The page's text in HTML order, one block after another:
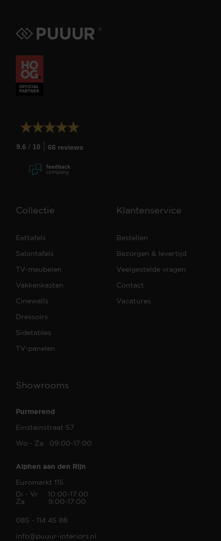
9.6 / 10 66 reviews
Collectie
Eettafels
Salontafels
TV-meubelen
Vakkenkasten
Cinewalls
Dressoirs
Sidetables
TV-panelen
Klantenservice
Bestellen
Bezorgen & levertijd
Veelgestelde vragen
Contact
Vacatures
Showrooms
Purmerend
Einsteinstraat 57
Wo - Za 09:00-17:00
Alphen aan den Rijn
Euromarkt 115
Di - Vr 10:00-17:00
Za 9:00-17:00
085 - 114 45 88
info@puuur-interiors.nl